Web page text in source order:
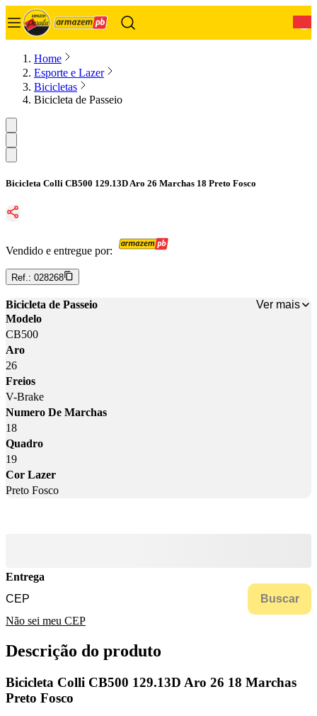
Home
Esporte e Lazer
Bicicletas
Bicicleta de Passeio
Bicicleta Colli CB500 129.13D Aro 26 Marchas 18 Preto Fosco
Vendido e entregue por:
Ref.: 028268
Bicicleta de Passeio
Ver mais
Modelo
CB500
Aro
26
Freios
V-Brake
Numero De Marchas
18
Quadro
19
Cor Lazer
Preto Fosco
Entrega
Buscar
Não sei meu CEP
Descrição do produto
Bicicleta Colli CB500 129.13D Aro 26 18 Marchas
Preto Fosco